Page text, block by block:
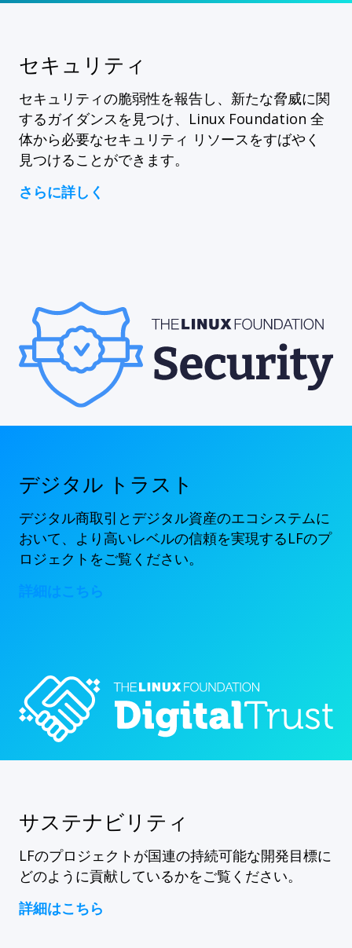
セキュリティ
セキュリティの脆弱性を報告し、新たな脅威に関
するガイダンスを見つけ、Linux Foundation 全
体から必要なセキュリティ リソースをすばやく
見つけることができます。
さらに詳しく
デジタル トラスト
デジタル商取引とデジタル資産のエコシステムに
おいて、より高いレベルの信頼を実現するLFのプ
ロジェクトをご覧ください。
詳細はこちら
サステナビリティ
LFのプロジェクトが国連の持続可能な開発目標に
どのように貢献しているかをご覧ください。
詳細はこちら